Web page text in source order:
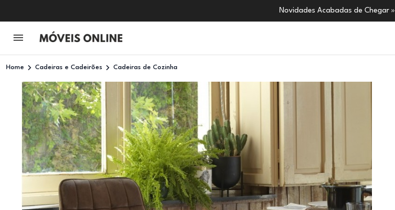
Novidades Acabadas de Chegar »
Home Cadeiras e Cadeirões Cadeiras de Cozinha